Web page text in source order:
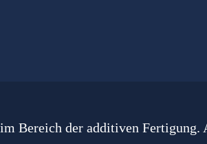
Bereich der additiven Fertigung.